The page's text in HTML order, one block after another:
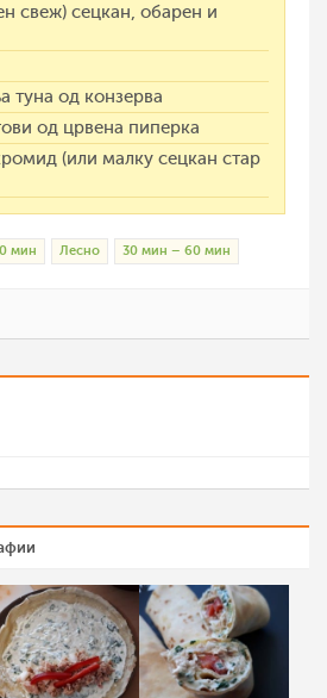
свеж) сецкан, обарен и
туна од конзерва
од црвена пиперка
(или малку сецкан стар
мин Лесно 30 мин – 60 мин